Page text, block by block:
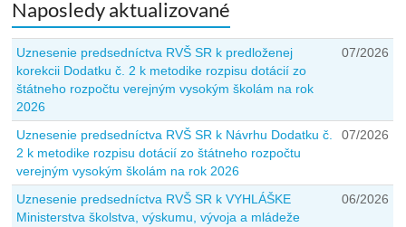
Naposledy aktualizované
Uznesenie predsedníctva RVŠ SR k predloženej
korekcii Dodatku č. 2 k metodike rozpisu dotácií zo
štátneho rozpočtu verejným vysokým školám na rok
2026
07/2026
Uznesenie predsedníctva RVŠ SR k Návrhu Dodatku č.
2 k metodike rozpisu dotácií zo štátneho rozpočtu
verejným vysokým školám na rok 2026
07/2026
Uznesenie predsedníctva RVŠ SR k VYHLÁŠKE
Ministerstva školstva, výskumu, vývoja a mládeže
06/2026